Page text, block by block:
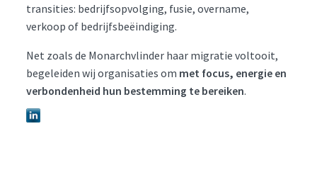
transities: bedrijfsopvolging, fusie, overname,
verkoop of bedrijfsbeëindiging.
Net zoals de Monarchvlinder haar migratie voltooit,
begeleiden wij organisaties om met focus, energie en
verbondenheid hun bestemming te bereiken.